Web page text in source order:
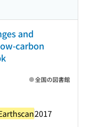
and
carbon
2017
全国の図書館